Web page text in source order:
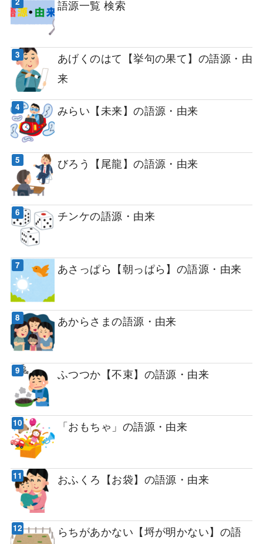
語源一覧 検索
あげくのはて【挙句の果て】の語源・由
来
みらい【未来】の語源・由来
びろう【尾龍】の語源・由来
チンケの語源・由来
あさっぱら【朝っぱら】の語源・由来
あからさまの語源・由来
ふつつか【不束】の語源・由来
「おもちゃ」の語源・由来
おふくろ【お袋】の語源・由来
らちがあかない【埒が明かない】の語